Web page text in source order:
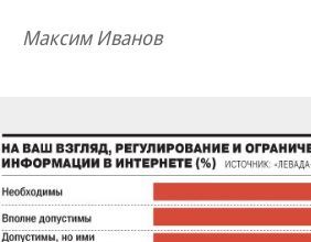
Максим Иванов